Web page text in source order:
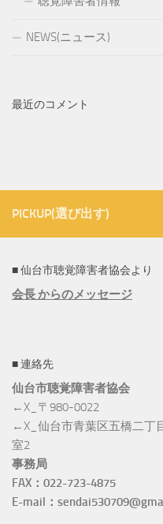
NEWS(ニュース)
最近のコメント
PICKUP(選び出す)
■ 仙台市聴覚障害者協会より
会長 からのメッセージ
■ 連絡先
仙台市聴覚障害者協会
←X_〒980-0022
←X_仙台市青葉区五橋二丁
室2
事務局
FAX：022-723-4875
E-mail：